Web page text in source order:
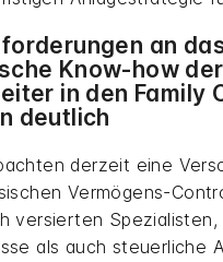
an
Know-how der
in den Family
deutlich
derzeit eine
Vermögens-
versierten Spezialisten,
als auch steuerliche